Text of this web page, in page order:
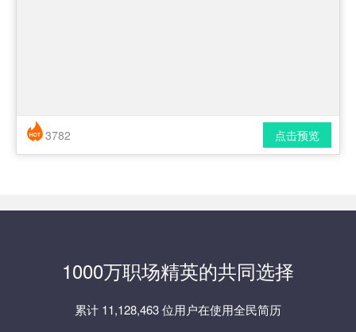
简历风格： 时尚 / 简洁 / 应届生
点击预览
3782
1000万职场精英的共同选择
累计 11,128,463 位用户在使用全民简历